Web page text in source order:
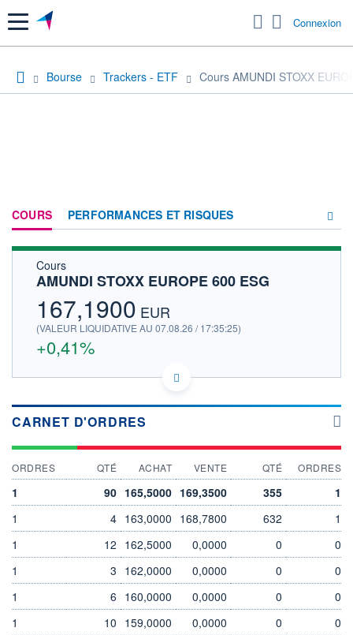
Menu Connexion
Bourse Trackers - ETF Cours AMUNDI STOXX
COURS PERFORMANCES ET RISQUES
FORUM
Cours
AMUNDI STOXX EUROPE 600 ESG
167,1900 EUR
(VALEUR LIQUIDATIVE AU 07.08.26 / 17:35:25)
+0,41%
LU1681040223 - Amundi Luxembourg S.A.
Politique d'exécution
04/08 05/08
168
Actions Europe Gdes Cap.
Mixte
166,5100
CARNET D'ORDRES
ORDRES QTÉ ACHAT VENTE QTÉ ORDRES
1 90 165,5000 169,3500 355
1
1
4 163,0000 168,7800 632
1
1
12 162,5000 0,0000 0
0
1
3 162,0000 0,0000 0
0
1
6 160,0000 0,0000 0
0
1
10 159,0000 0,0000 0
0